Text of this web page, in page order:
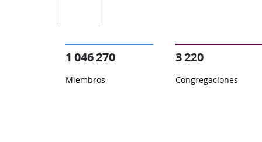
1 046 270
Miembros
3 220
Congregaciones